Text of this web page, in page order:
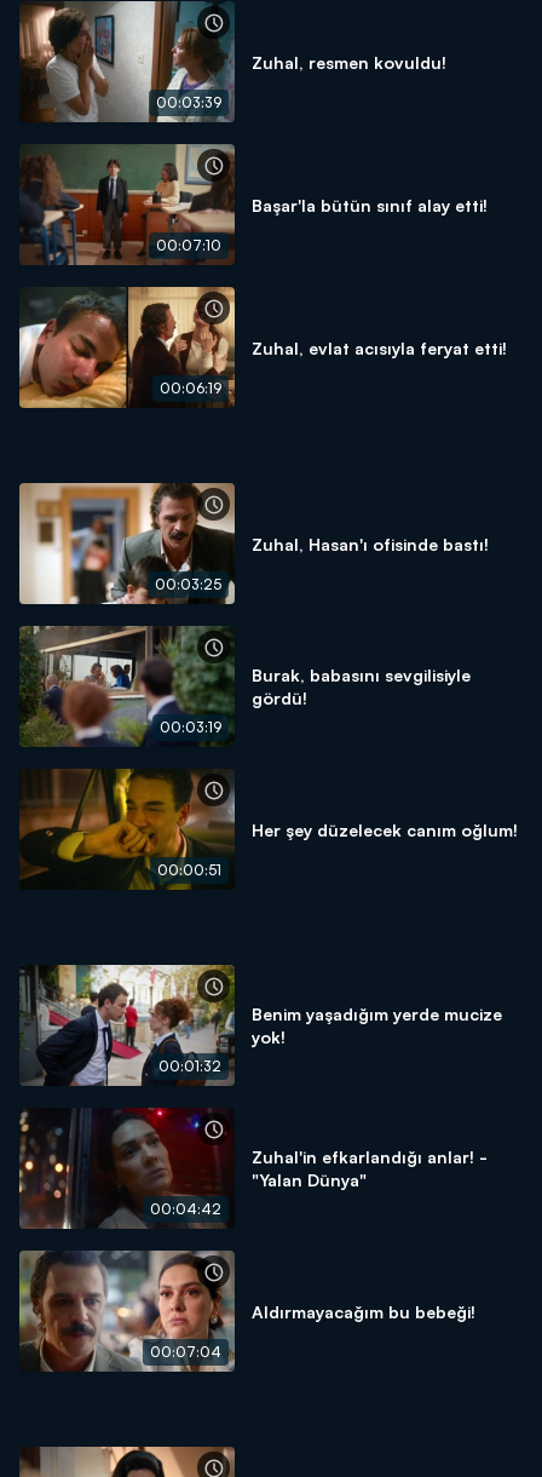
00:03:39
Zuhal, resmen kovuldu!
00:07:10
Başar'la bütün sınıf alay etti!
00:06:19
Zuhal, evlat acısıyla feryat etti!
00:03:25
Zuhal, Hasan'ı ofisinde bastı!
00:03:19
Burak, babasını sevgilisiyle
gördü!
00:00:51
Her şey düzelecek canım oğlum!
00:01:32
Benim yaşadığım yerde mucize
yok!
00:04:42
Zuhal'in efkarlandığı anlar! -
"Yalan Dünya"
00:07:04
Aldırmayacağım bu bebeği!